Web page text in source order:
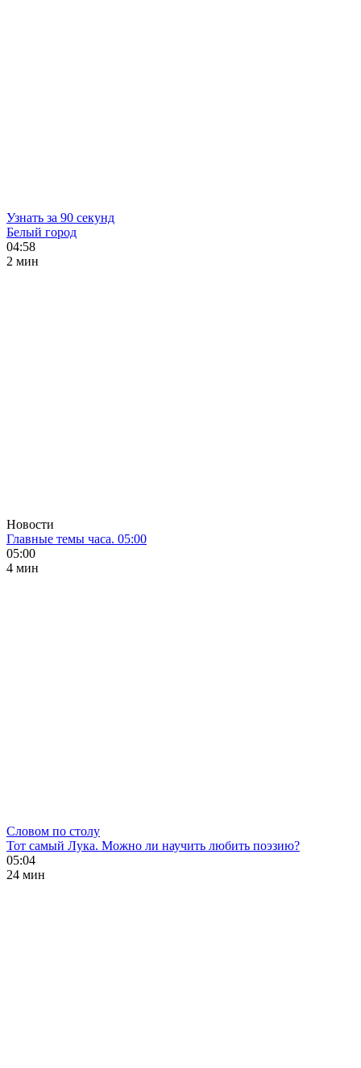
Узнать за 90 секунд
Белый город
04:58
2 мин
Новости
Главные темы часа. 05:00
05:00
4 мин
Словом по столу
Тот самый Лука. Можно ли научить любить поэзию?
05:04
24 мин